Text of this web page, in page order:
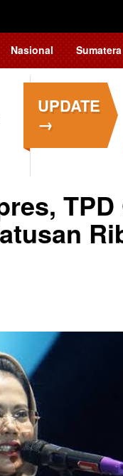
Nasional Sumatera
UPDATE
→
TPD